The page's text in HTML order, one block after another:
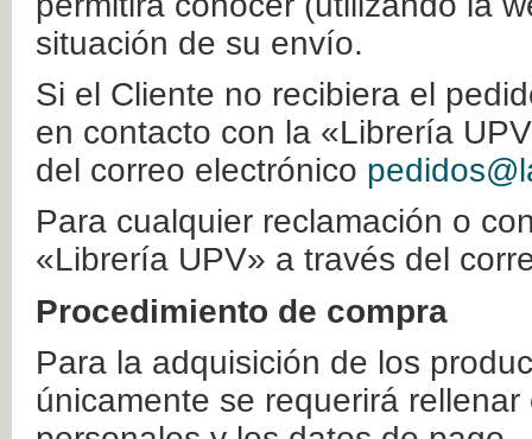
situación de su envío.
Si el Cliente no recibiera el
en contacto con la «Librería
del correo electrónico
Para cualquier reclamación o
«Librería UPV» a través del
Procedimiento de compra
Para la adquisición de los
únicamente se requerirá